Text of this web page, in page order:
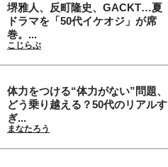
堺雅人、反町隆史、GACKT…夏
ドラマを「50代イケオジ」が席
巻。...
こじらぶ
体力をつける“体力がない”問題、
どう乗り越える？50代のリアルす
ぎ...
まなたろう